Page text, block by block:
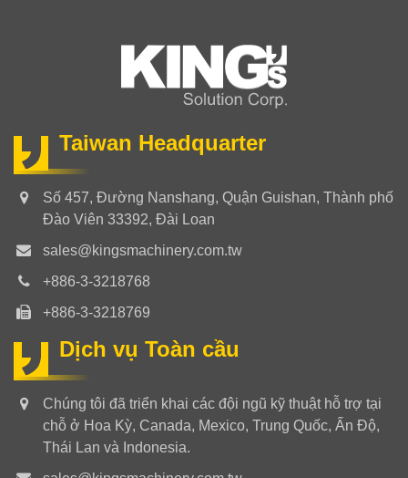
Taiwan Headquarter
Số 457, Đường Nanshang, Quận Guishan, Thành phố
Đào Viên 33392, Đài Loan
sales@kingsmachinery.com.tw
+886-3-3218768
+886-3-3218769
Dịch vụ Toàn cầu
Chúng tôi đã triển khai các đội ngũ kỹ thuật hỗ trợ tại
chỗ ở Hoa Kỳ, Canada, Mexico, Trung Quốc, Ấn Độ,
Thái Lan và Indonesia.